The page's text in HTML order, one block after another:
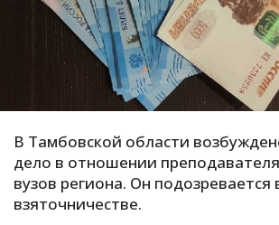
Е
И
К
В Тамбовской области
дело в отношении
вузов региона. Он подозревается
взяточничестве.